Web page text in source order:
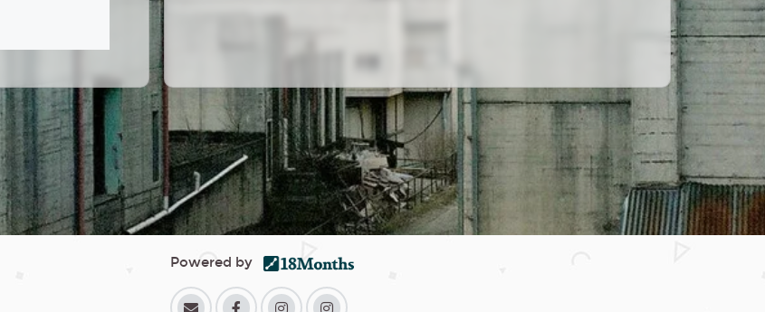
Powered by